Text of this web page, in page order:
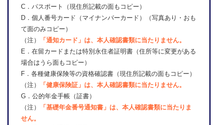
C．パスポート（現住所記載の面もコピー）
D．個人番号カード（マイナンバーカード）（写真あり・おも
て面のみコピー）
（注）
「通知カード」は、本人確認書類に当たりません。
E．在留カードまたは特別永住者証明書（住所等に変更がある
場合はうら面もコピー）
F．各種健康保険等の資格確認書（現住所記載の面もコピー）
（注）
「健康保険証」は、本人確認書類に当たりません。
G．公的年金手帳（証書）
（注）
「基礎年金番号通知書」は、本人確認書類に当たりま
せん。